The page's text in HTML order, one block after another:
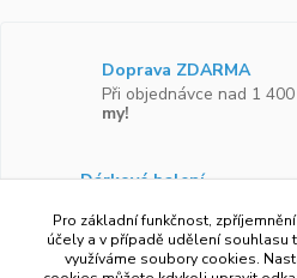
Doprava ZDARMA
Při objednávce nad 1 400
my!
Dárkové balení
Ověřeno zákazníky
Pro základní funkčnost,
účely a v případě udělení souhlasu
využíváme soubory cookies.